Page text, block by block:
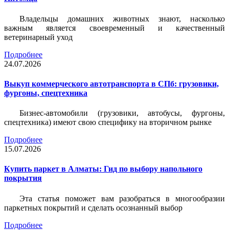
Владельцы домашних животных знают, насколько
важным является своевременный и качественный
ветеринарный уход
Подробнее
24.07.2026
Выкуп коммерческого автотранспорта в СПб: грузовики,
фургоны, спецтехника
Бизнес-автомобили (грузовики, автобусы, фургоны,
спецтехника) имеют свою специфику на вторичном рынке
Подробнее
15.07.2026
Купить паркет в Алматы: Гид по выбору напольного
покрытия
Эта статья поможет вам разобраться в многообразии
паркетных покрытий и сделать осознанный выбор
Подробнее